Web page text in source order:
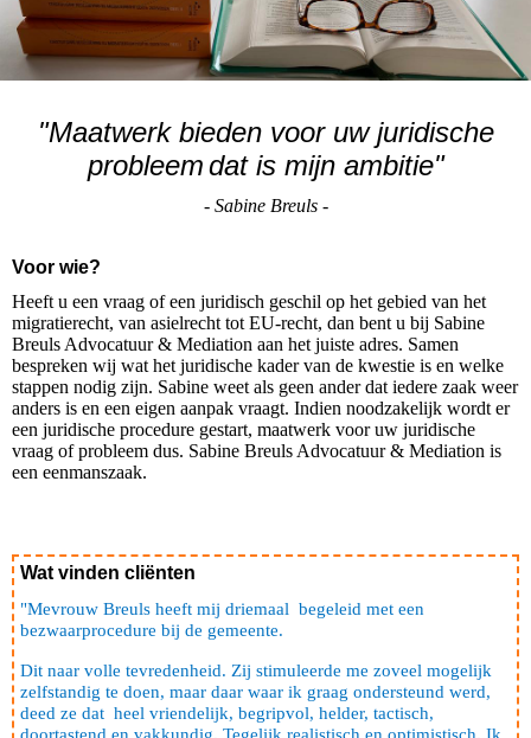
"Maatwerk bieden voor uw juridische
probleemdat is mijn ambitie"
- Sabine Breuls -
Voor wie?
Heeft u een vraag of een juridisch geschil op het gebied van het
migratierecht, van asielrecht tot EU-recht, dan bent u bij Sabine
Breuls Advocatuur & Mediation aan het juiste adres. Samen
bespreken wij wat het juridische kader van de kwestie is en welke
stappen nodig zijn. Sabine weet als geen ander dat iedere zaak weer
anders is en een eigen aanpak vraagt. Indien noodzakelijk wordt er
een juridische procedure gestart, maatwerk voor uw juridische
vraag of probleem dus. Sabine Breuls Advocatuur & Mediation is
een eenmanszaak.
Wat vinden cliënten
"Mevrouw Breuls heeft mij driemaal begeleid met een
bezwaarprocedure bij de gemeente.
Dit naar volle tevredenheid. Zij stimuleerde me zoveel mogelijk
zelfstandig te doen, maar daar waar ik graag ondersteund werd,
deed ze dat heel vriendelijk, begripvol, helder, tactisch,
doortastend en vakkundig. Tegelijk realistisch en optimistisch. Ik